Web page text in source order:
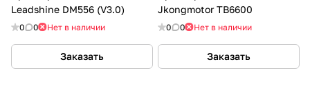
Leadshine DM556 (V3.0)
0 0 Нет в наличии
Заказать
Jkongmotor TB6600
0 0 Нет в наличии
Заказать